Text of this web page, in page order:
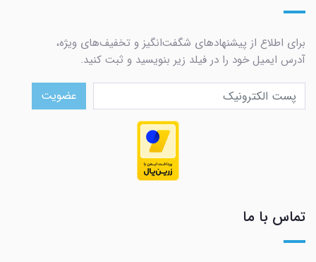
برای اطلاع از پیشنهادهای شگفت‌انگیز و تخفیف‌های ویژه،
آدرس ایمیل خود را در فیلد زیر بنویسید و ثبت کنید.
عضویت
تماس با ما